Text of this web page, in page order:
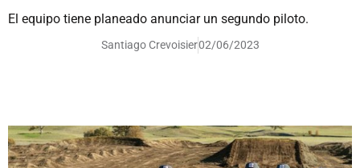
El equipo tiene planeado anunciar un segundo piloto.
Santiago Crevoisier02/06/2023